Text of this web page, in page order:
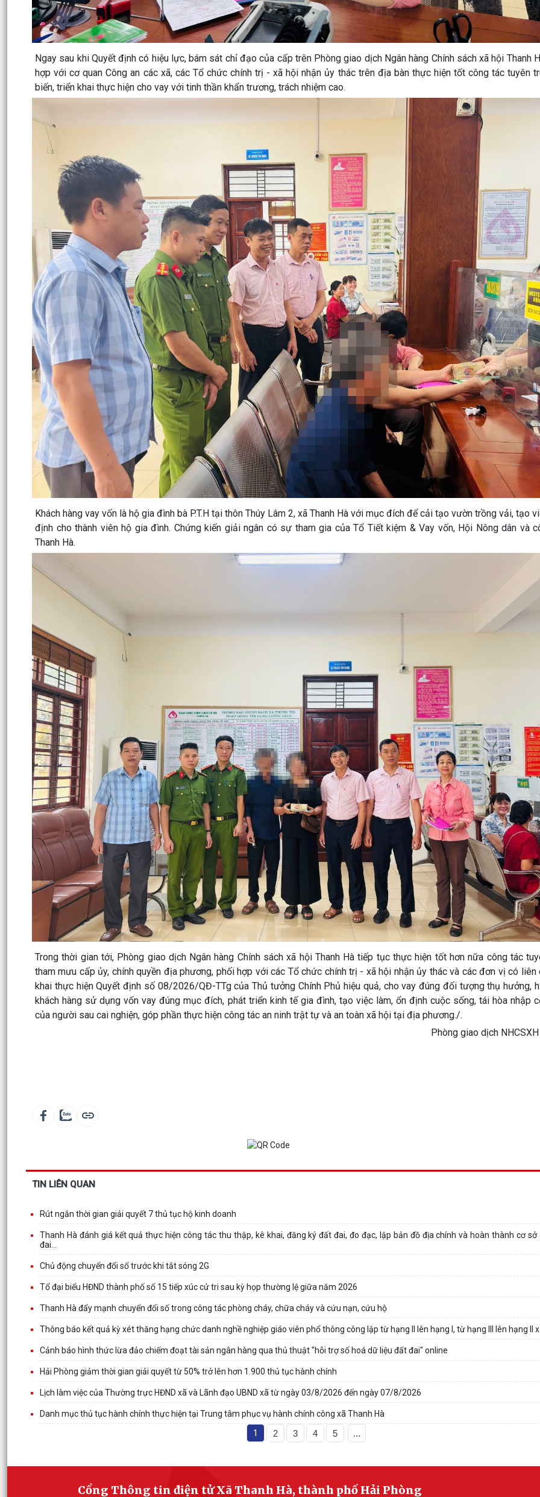
Ngay sau khi Quyết định có hiệu lực, bám sát chỉ đạo của cấp trên Phòng giao dịch Ngân hàng Chính sách xã hội Thanh
hợp với cơ quan Công an các xã, các Tổ chức chính trị - xã hội nhận ủy thác trên địa bàn thực hiện tốt công tác tuyên
biến, triển khai thực hiện cho vay với tinh thần khẩn trương, trách nhiệm cao.
Khách hàng vay vốn là hộ gia đình bà P.T.H tại thôn Thúy Lâm 2, xã Thanh Hà với mục đích để cải tạo vườn trồng vải, tạo
định cho thành viên hộ gia đình. Chứng kiến giải ngân có sự tham gia của Tổ Tiết kiệm & Vay vốn, Hội Nông dân và
Thanh Hà.
Trong thời gian tới, Phòng giao dịch Ngân hàng Chính sách xã hội Thanh Hà tiếp tục thực hiện tốt hơn nữa công tác
tham mưu cấp ủy, chính quyền địa phương, phối hợp với các Tổ chức chính trị - xã hội nhận ủy thác và các đơn vị có liên
khai thực hiện Quyết định số 08/2026/QĐ-TTg của Thủ tưởng Chính Phủ hiệu quả, cho vay đúng đối tượng thụ hưởng,
khách hàng sử dụng vốn vay đúng mục đích, phát triển kinh tế gia đình, tạo việc làm, ổn định cuộc sống, tái hòa nhập
của người sau cai nghiện, góp phần thực hiện công tác an ninh trật tự và an toàn xã hội tại địa phương./.
Phòng giao dịch NHCSXH
TIN LIÊN QUAN
Rút ngắn thời gian giải quyết 7 thủ tục hộ kinh doanh
Thanh Hà đánh giá kết quả thực hiện công tác thu thập, kê khai, đăng ký đất đai, đo đạc, lập bản đồ địa chính và hoàn thành cơ sở
đai...
Chủ động chuyển đổi số trước khi tắt sóng 2G
Tổ đại biểu HĐND thành phố số 15 tiếp xúc cử tri sau kỳ họp thường lệ giữa năm 2026
Thanh Hà đẩy mạnh chuyển đổi số trong công tác phòng cháy, chữa cháy và cứu nạn, cứu hộ
Thông báo kết quả kỳ xét thăng hạng chức danh nghề nghiệp giáo viên phổ thông công lập từ hạng II lên hạng I, từ hạng III lên hạng II
Cảnh báo hình thức lừa đảo chiếm đoạt tài sản ngân hàng qua thủ thuật "hỗi trợ số hoá dữ liệu đất đai" online
Hải Phòng giảm thời gian giải quyết từ 50% trở lên hơn 1.900 thủ tục hành chính
Lịch làm việc của Thường trực HĐND xã và Lãnh đạo UBND xã từ ngày 03/8/2026 đến ngày 07/8/2026
Danh mục thủ tục hành chính thực hiện tại Trung tâm phục vụ hành chính công xã Thanh Hà
1 2 3 4 5 ...
Cổng Thông tin điện tử Xã Thanh Hà, thành phố Hải Phòng